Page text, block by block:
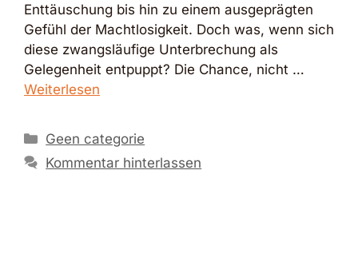
Enttäuschung bis hin zu einem ausgeprägten
Gefühl der Machtlosigkeit. Doch was, wenn sich
diese zwangsläufige Unterbrechung als
Gelegenheit entpuppt? Die Chance, nicht …
Weiterlesen
Kategorien
Geen categorie
Kommentar hinterlassen